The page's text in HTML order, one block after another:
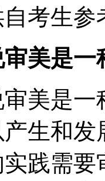
考生参
美是一
美是
产生和
践需